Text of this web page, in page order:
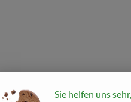
Sie helfen uns